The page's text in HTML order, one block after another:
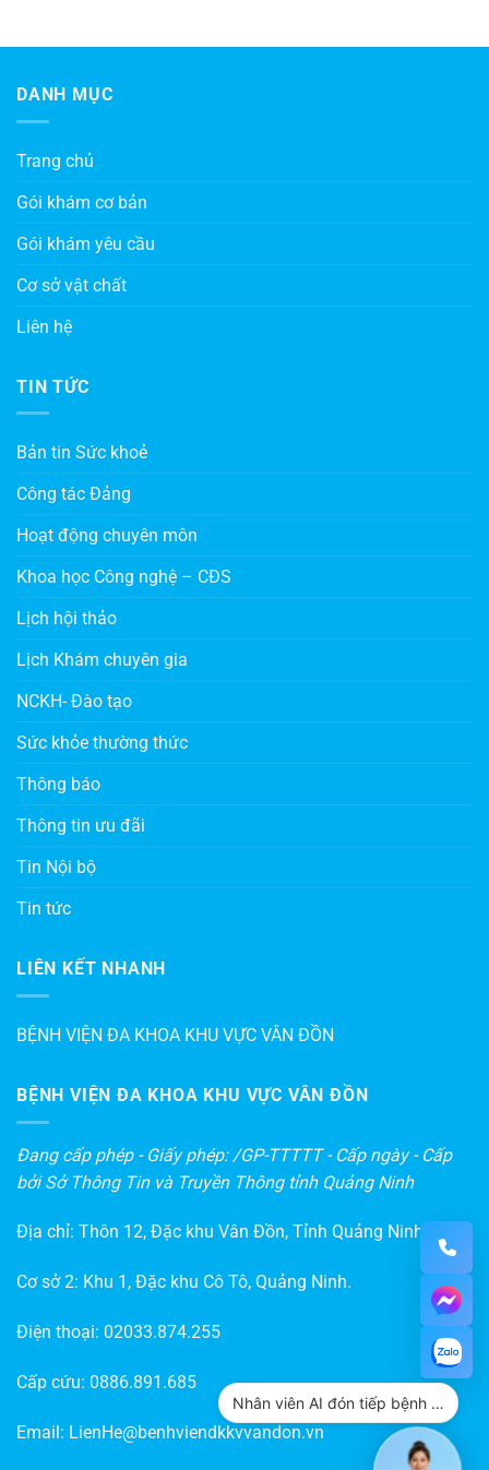
DANH MỤC
Trang chủ
Gói khám cơ bản
Gói khám yêu cầu
Cơ sở vật chất
Liên hệ
TIN TỨC
Bản tin Sức khoẻ
Công tác Đảng
Hoạt động chuyên môn
Khoa học Công nghệ – CĐS
Lịch hội thảo
Lịch Khám chuyên gia
NCKH- Đào tạo
Sức khỏe thường thức
Thông báo
Thông tin ưu đãi
Tin Nội bộ
Tin tức
LIÊN KẾT NHANH
BỆNH VIỆN ĐA KHOA KHU VỰC VÂN ĐỒN
BỆNH VIỆN ĐA KHOA KHU VỰC VÂN ĐỒN
Đang cấp phép - Giấy phép: /GP-TTTTT - Cấp ngày - Cấp
bởi Sở Thông Tin và Truyền Thông tỉnh Quảng Ninh
Địa chỉ: Thôn 12, Đặc khu Vân Đồn, Tỉnh Quảng Ninh
Cơ sở 2: Khu 1, Đặc khu Cô Tô, Quảng Ninh.
Điện thoại: 02033.874.255
Cấp cứu: 0886.891.685
Email: LienHe@benhviendkkvvandon.vn
Nhân viên AI đón tiếp bệnh nhân